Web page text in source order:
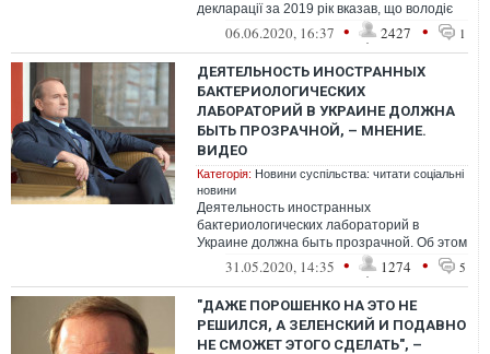
декларації за 2019 рік вказав, що володіє
158 квартирами в Києво-Святошинськом...
06.06.2020, 16:37 • 2427 • 1
ДЕЯТЕЛЬНОСТЬ ИНОСТРАННЫХ
БАКТЕРИОЛОГИЧЕСКИХ
ЛАБОРАТОРИЙ В УКРАИНЕ ДОЛЖНА
БЫТЬ ПРОЗРАЧНОЙ, – МНЕНИЕ.
ВИДЕО
Категорія: Новини суспільства: читати соціальні
новини
Деятельность иностранных
бактериологических лабораторий в
Украине должна быть прозрачной. Об этом
заявил председатель политсовета партии
"Оппозиционна...
31.05.2020, 14:35 • 1274 • 5
"ДАЖЕ ПОРОШЕНКО НА ЭТО НЕ
РЕШИЛСЯ, А ЗЕЛЕНСКИЙ И ПОДАВНО
НЕ СМОЖЕТ ЭТОГО СДЕЛАТЬ", –